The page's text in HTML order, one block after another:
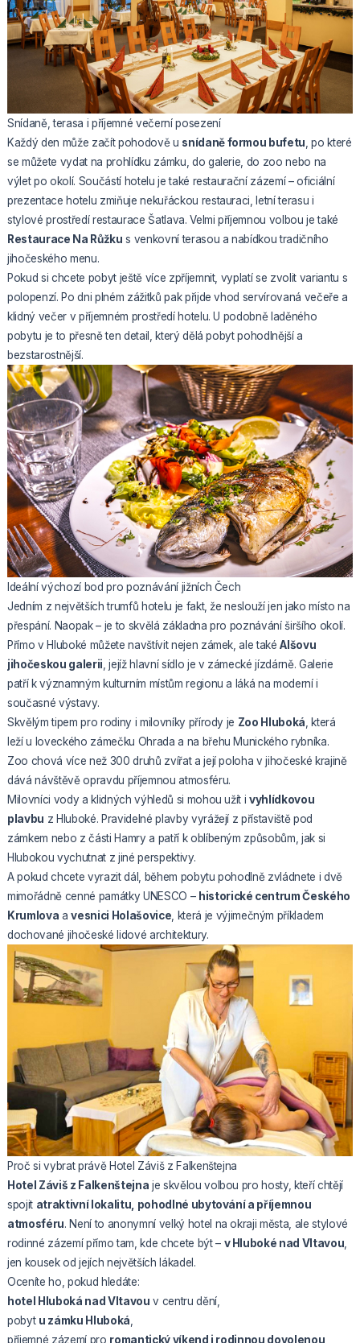
Snídaně, terasa i příjemné večerní posezení
Každý den může začít pohodově u snídaně formou bufetu, po které
se můžete vydat na prohlídku zámku, do galerie, do zoo nebo na
výlet po okolí. Součástí hotelu je také restaurační zázemí – oficiální
prezentace hotelu zmiňuje nekuřáckou restauraci, letní terasu i
stylové prostředí restaurace Šatlava. Velmi příjemnou volbou je také
Restaurace Na Růžku s venkovní terasou a nabídkou tradičního
jihočeského menu.
Pokud si chcete pobyt ještě více zpříjemnit, vyplatí se zvolit variantu s
polopenzí. Po dni plném zážitků pak přijde vhod servírovaná večeře a
klidný večer v příjemném prostředí hotelu. U podobně laděného
pobytu je to přesně ten detail, který dělá pobyt pohodlnější a
bezstarostnější.
Ideální výchozí bod pro poznávání jižních Čech
Jedním z největších trumfů hotelu je fakt, že neslouží jen jako místo na
přespání. Naopak – je to skvělá základna pro poznávání širšího okolí.
Přímo v Hluboké můžete navštívit nejen zámek, ale takéAlšovu
jihočeskou galerii , jejíž hlavní sídlo je v zámecké jízdárně. Galerie
patří k významným kulturním místům regionu a láká na moderní i
současné výstavy.
Skvělým tipem pro rodiny i milovníky přírody je Zoo Hluboká , která
leží u loveckého zámečku Ohrada a na břehu Munického rybníka.
Zoo chová více než 300 druhů zvířat a její poloha v jihočeské krajině
dává návštěvě opravdu příjemnou atmosféru.
Milovníci vody a klidných výhledů si mohou užít ivyhlídkovou
plavbu z Hluboké. Pravidelné plavby vyrážejí z přístaviště pod
zámkem nebo z části Hamry a patří k oblíbeným způsobům, jak si
Hlubokou vychutnat z jiné perspektivy.
A pokud chcete vyrazit dál, během pobytu pohodlně zvládnete i dvě
mimořádně cenné památky UNESCO – historické centrum Českého
Krumlova avesnici Holašovice , která je výjimečným příkladem
dochované jihočeské lidové architektury.
Proč si vybrat právě Hotel Záviš z Falkenštejna
Hotel Záviš z Falkenštejna je skvělou volbou pro hosty, kteří chtějí
spojit atraktivní lokalitu, pohodlné ubytování a příjemnou
atmosféru. Není to anonymní velký hotel na okraji města, ale stylové
rodinné zázemí přímo tam, kde chcete být – v Hluboké nad Vltavou
jen kousek od jejích největších lákadel.
Oceníte ho, pokud hledáte:
hotel Hluboká nad Vltavou v centru dění,
pobyt u zámku Hluboká
příjemné zázemí pro romantický víkend i rodinnou dovolenou